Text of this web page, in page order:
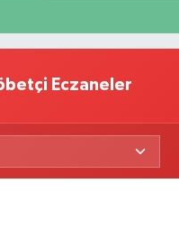
Eczaneler